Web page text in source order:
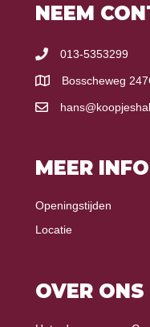
NEEM
013-5353299
Bosscheweg
MEER
Openingstijden
Locatie
OVER ONS